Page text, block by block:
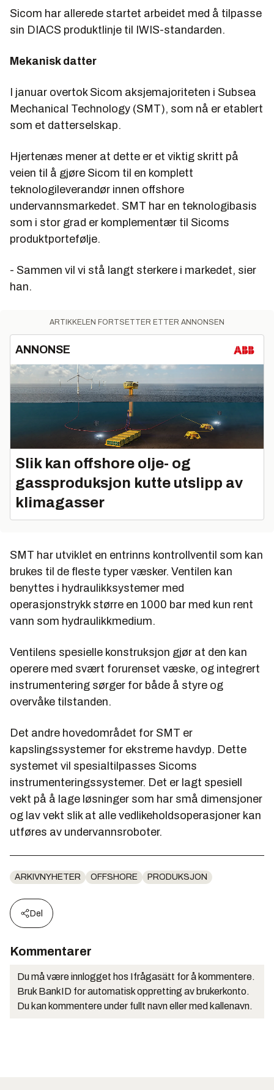
Sicom har allerede startet arbeidet med å tilpasse
sin DIACS produktlinje til IWIS-standarden.
Mekanisk datter
I januar overtok Sicom aksjemajoriteten i Subsea
Mechanical Technology (SMT), som nå er etablert
som et datterselskap.
Hjertenæs mener at dette er et viktig skritt på
veien til å gjøre Sicom til en komplett
teknologileverandør innen offshore
undervannsmarkedet. SMT har en teknologibasis
som i stor grad er komplementær til Sicoms
produktportefølje.
- Sammen vil vi stå langt sterkere i markedet, sier
han.
ARTIKKELEN FORTSETTER ETTER ANNONSEN
ANNONSE
Slik kan offshore olje- og
gassproduksjon kutte utslipp av
klimagasser
SMT har utviklet en entrinns kontrollventil som kan
brukes til de fleste typer væsker. Ventilen kan
benyttes i hydraulikksystemer med
operasjonstrykk større en 1000 bar med kun rent
vann som hydraulikkmedium.
Ventilens spesielle konstruksjon gjør at den kan
operere med svært forurenset væske, og integrert
instrumentering sørger for både å styre og
overvåke tilstanden.
Det andre hovedområdet for SMT er
kapslingssystemer for ekstreme havdyp. Dette
systemet vil spesialtilpasses Sicoms
instrumenteringssystemer. Det er lagt spesiell
vekt på å lage løsninger som har små dimensjoner
og lav vekt slik at alle vedlikeholdsoperasjoner kan
utføres av undervannsroboter.
ARKIVNYHETER OFFSHORE PRODUKSJON
Del
Kommentarer
Du må være innlogget hos Ifrågasätt for å kommentere.
Bruk BankID for automatisk oppretting av brukerkonto.
Du kan kommentere under fullt navn eller med kallenavn.